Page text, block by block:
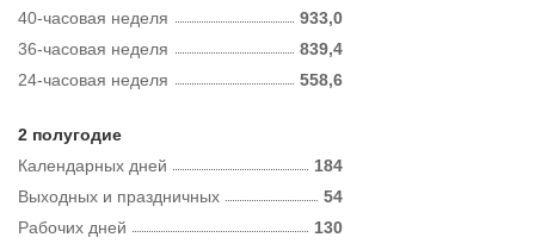
40-часовая неделя
933,0
36-часовая неделя
839,4
24-часовая неделя
558,6
2 полугодие
Календарных дней
184
Рабочих дней 130
Выходных и праздничных 54